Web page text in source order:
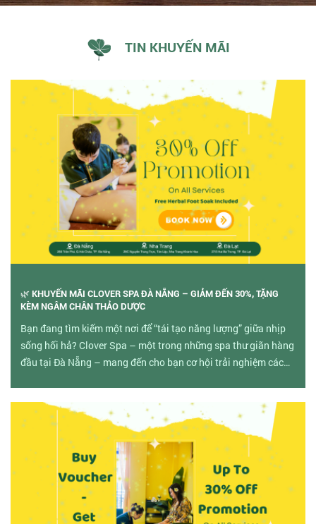
TIN KHUYẾN MÃI
🌿 KHUYẾN MÃI CLOVER SPA ĐÀ NẴNG – GIẢM ĐẾN 30%, TẶNG
KÈM NGÂM CHÂN THẢO DƯỢC
Bạn đang tìm kiếm một nơi để “tái tạo năng lượng” giữa nhịp
sống hối hả? Clover Spa – một trong những spa thư giãn hàng
đầu tại Đà Nẵng – mang đến cho bạn cơ hội trải nghiệm các
thanh lọc cơ thể.